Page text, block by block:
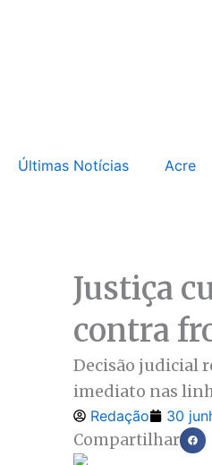
Últimas Notícias Acre
Justiça
contra
Decisão judicial
imediato nas
Redação 30
Compartilhar